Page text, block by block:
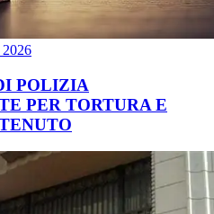
POLIZIA
PER TORTURA E